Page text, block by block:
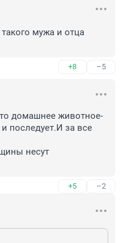
мужа и отца
+8 –5
домашнее животное-
последует.И за все
несут
+5 –2